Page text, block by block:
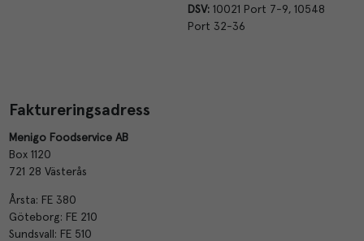
DSV: 10021 Port 7-9, 10548
Port 32-36
Faktureringsadress
Menigo Foodservice AB
Box 1120
721 28 Västerås
Årsta: FE 380
Göteborg: FE 210
Sundsvall: FE 510